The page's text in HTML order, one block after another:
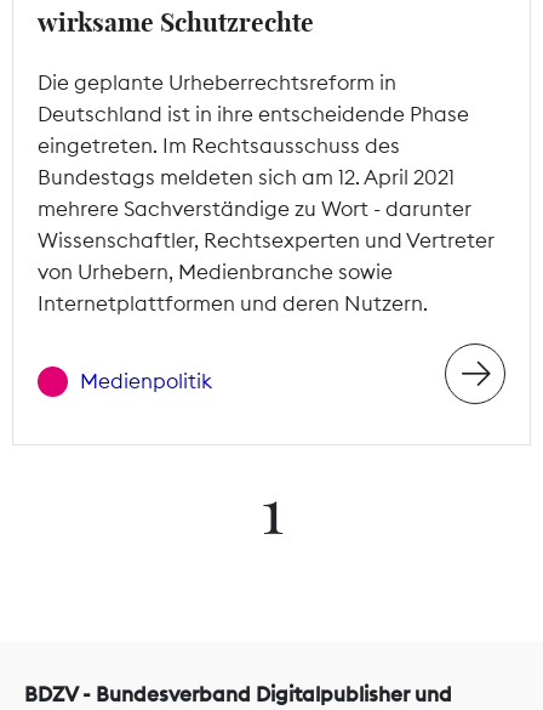
wirksame Schutzrechte
Die geplante Urheberrechtsreform in
Deutschland ist in ihre entscheidende Phase
eingetreten. Im Rechtsausschuss des
Bundestags meldeten sich am 12. April 2021
mehrere Sachverständige zu Wort - darunter
Wissenschaftler, Rechtsexperten und Vertreter
von Urhebern, Medienbranche sowie
Internetplattformen und deren Nutzern.
Medienpolitik
1
BDZV - Bundesverband Digitalpublisher und